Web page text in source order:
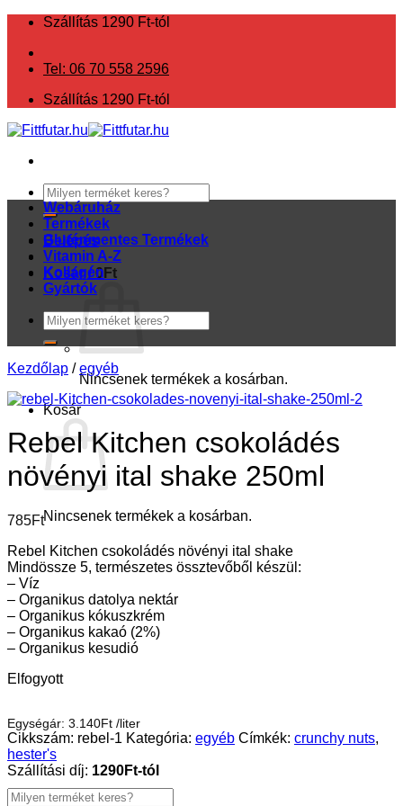
Skip
content
Szállítás 1290 Ft-tól
Tel: 06 70 558 2596
Szállítás 1290 Ft-tól
Keresés
a
következőre:
Belépés
Kosár /0Ft
Nincsenek termékek a kosárban.
Kosár
Nincsenek termékek a kosárban.
Webáruház
Termékek
Gluténmentes Termékek
Vitamin A-Z
Kollagén
Gyártók
Keresés
a
következőre:
Kezdőlap / egyéb
Rebel Kitchen csokoládés
növényi ital shake 250ml
785Ft
Rebel Kitchen csokoládés növényi ital shake
Mindössze 5, természetes össztevőből készül:
– Víz
– Organikus datolya nektár
– Organikus kókuszkrém
– Organikus kakaó (2%)
– Organikus kesudió
Elfogyott
Egységár: 3.140Ft /liter
Cikkszám: rebel-1 Kategória: egyéb Címkék: crunchy nuts,
hester's
Szállítási díj: 1290Ft-tól
Keresés